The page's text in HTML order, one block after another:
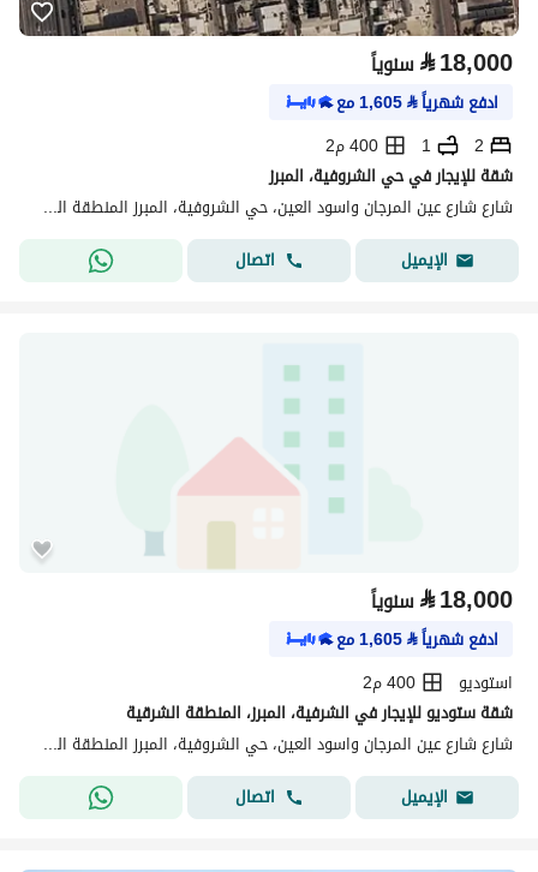
⃁18,000 سنوياً
ادفع شهرياً⃁
1,605مع
2
1
400 م2
شقة للإيجار في حي الشروفية، المبرز
شارع شارع عين المرجان واسود العين، حي الشروفية، المبرز المنطقة الشرقية
الإيميل
اتصال
⃁18,000 سنوياً
ادفع شهرياً⃁
1,605مع
استوديو
400 م2
شقة ستوديو للإيجار في الشرفية، المبرز، المنطقة الشرقية
شارع شارع عين المرجان واسود العين، حي الشروفية، المبرز المنطقة الشرقية
الإيميل
اتصال